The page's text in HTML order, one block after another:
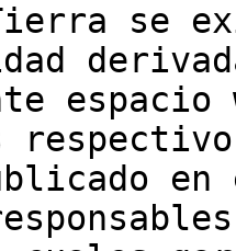
se
espacio